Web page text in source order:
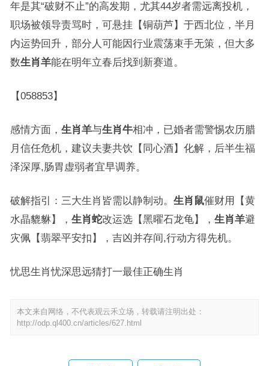
年是其“破财不止”的高发期，尤其44岁者需远离投机，
职场被领导责骂时，可悬挂【铜葫芦】于西北位，半月
内运势回升，部分人可能因行业震荡束手无策，但大多
数生肖羊能在明年立春后找到新赛道。
【058853】
感情方面， 生肖羊与生肖牛相冲，已婚者需警惕农历腊
月信任危机，建议夫妻共饮【同心酒】化解，后半生福
泽深厚,肠胃虚弱者宜早调养。
破解指引：三大生肖皆需以静制动。 生肖鼠催财用【黄
水晶貔貅】， 生肖蛇改运选【黑曜石龙龟】， 生肖羊避
灾佩【翡翠平安扣】，吉凶并存间,行动方得先机。
忧思生肖忧深思远猜打一最佳正确生肖
本文来自网络，不代表观云禾立场，转载请注明出处：
http://odp.ql400.cn/articles/627.html